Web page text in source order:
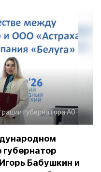
губернатора АО
Бабушкин и